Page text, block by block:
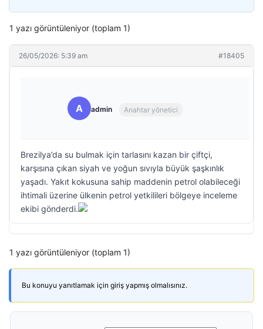
1 yazı görüntüleniyor (toplam 1)
26/05/2026: 5:39 am #18405
A admin Anahtar yönetici
Brezilya’da su bulmak için tarlasını kazan bir çiftçi,
karşısına çıkan siyah ve yoğun sıvıyla büyük şaşkınlık
yaşadı. Yakıt kokusuna sahip maddenin petrol olabileceği
ihtimali üzerine ülkenin petrol yetkilileri bölgeye inceleme
ekibi gönderdi.
1 yazı görüntüleniyor (toplam 1)
Bu konuyu yanıtlamak için giriş yapmış olmalısınız.